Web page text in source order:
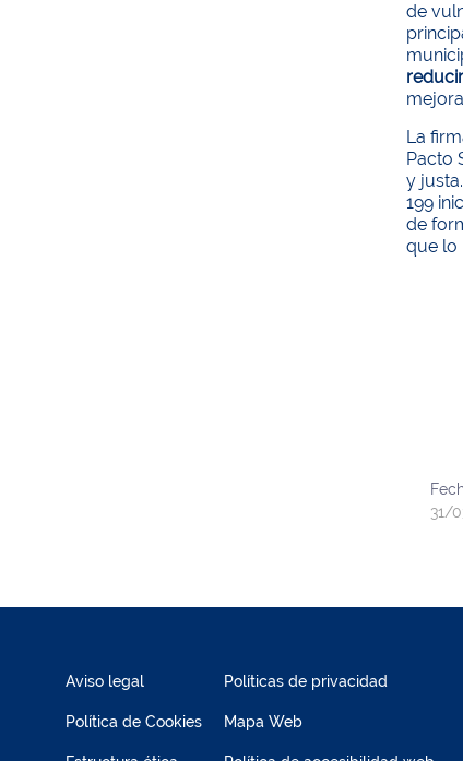
de
La
Pacto
y
199
de
que lo
31/
Aviso legal
Política de Cookies
Políticas de privacidad
Mapa Web